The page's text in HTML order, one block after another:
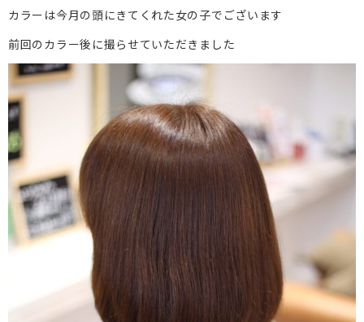
カラーは今月の頭にきてくれた女の子でございます
前回のカラー後に撮らせていただきました